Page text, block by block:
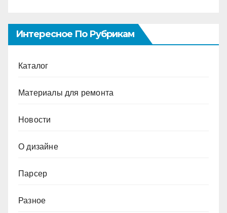
Интересное По Рубрикам
Каталог
Материалы для ремонта
Новости
О дизайне
Парсер
Разное